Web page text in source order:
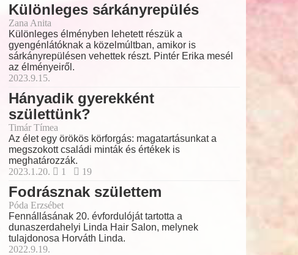
Különleges sárkányrepülés
Zana Anita
Különleges élményben lehetett részük a
gyengénlátóknak a közelmúltban, amikor is
sárkányrepülésen vehettek részt. Pintér Erika mesél
az élményeiről.
2023.9.15.
Hányadik gyerekként
születtünk?
Timár Tímea
Az élet egy örökös körforgás: magatartásunkat a
megszokott családi minták és értékek is
meghatározzák.
2023.1.20.
1 19
Fodrásznak születtem
Póda Erzsébet
Fennállásának 20. évfordulóját tartotta a
dunaszerdahelyi Linda Hair Salon, melynek
tulajdonosa Horváth Linda.
2022.9.19.